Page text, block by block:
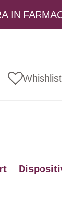
IN
Whishlist